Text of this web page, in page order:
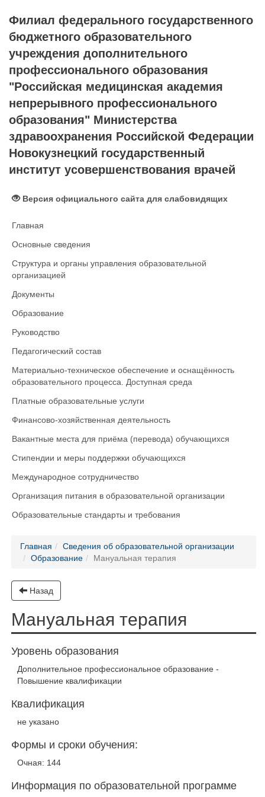
Филиал федерального государственного
бюджетного образовательного
учреждения дополнительного
профессионального образования
"Российская медицинская академия
непрерывного профессионального
образования" Министерства
здравоохранения Российской Федерации
Новокузнецкий государственный
институт усовершенствования врачей
Версия официального сайта для слабовидящих
Главная
Основные сведения
Структура и органы управления образовательной
организацией
Документы
Образование
Руководство
Педагогический состав
Материально-техническое обеспечение и оснащённость
образовательного процесса. Доступная среда
Платные образовательные услуги
Финансово-хозяйственная деятельность
Вакантные места для приёма (перевода) обучающихся
Стипендии и меры поддержки обучающихся
Международное сотрудничество
Организация питания в образовательной организации
Образовательные стандарты и требования
Главная
Сведения об образовательной организации
Образование
Мануальная терапия
Назад
Мануальная терапия
Уровень образования
Дополнительное профессиональное образование -
Повышение квалификации
Квалификация
не указано
Формы и сроки обучения:
Очная: 144
Информация по образовательной программе